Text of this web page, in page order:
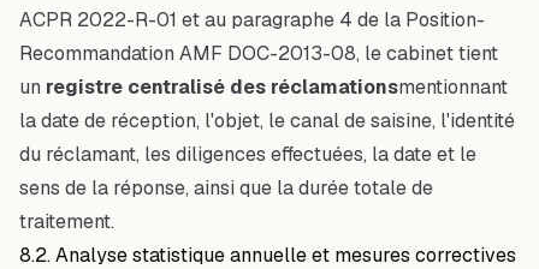
ACPR 2022-R-01 et au paragraphe 4 de la Position-
Recommandation AMF DOC-2013-08, le cabinet tient
un registre centralisé des réclamationsmentionnant
la date de réception, l'objet, le canal de saisine, l'identité
du réclamant, les diligences effectuées, la date et le
sens de la réponse, ainsi que la durée totale de
traitement.
8.2. Analyse statistique annuelle et mesures correctives